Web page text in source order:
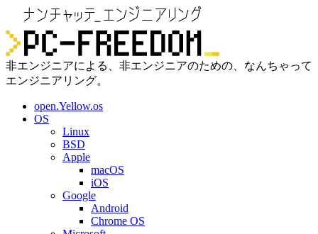
非エンジニアによる、非エンジニアのための、なんちゃって
エンジニアリング。
open.Yellow.os
OS
Linux
BSD
Apple
macOS
iOS
Google
Android
Chrome OS